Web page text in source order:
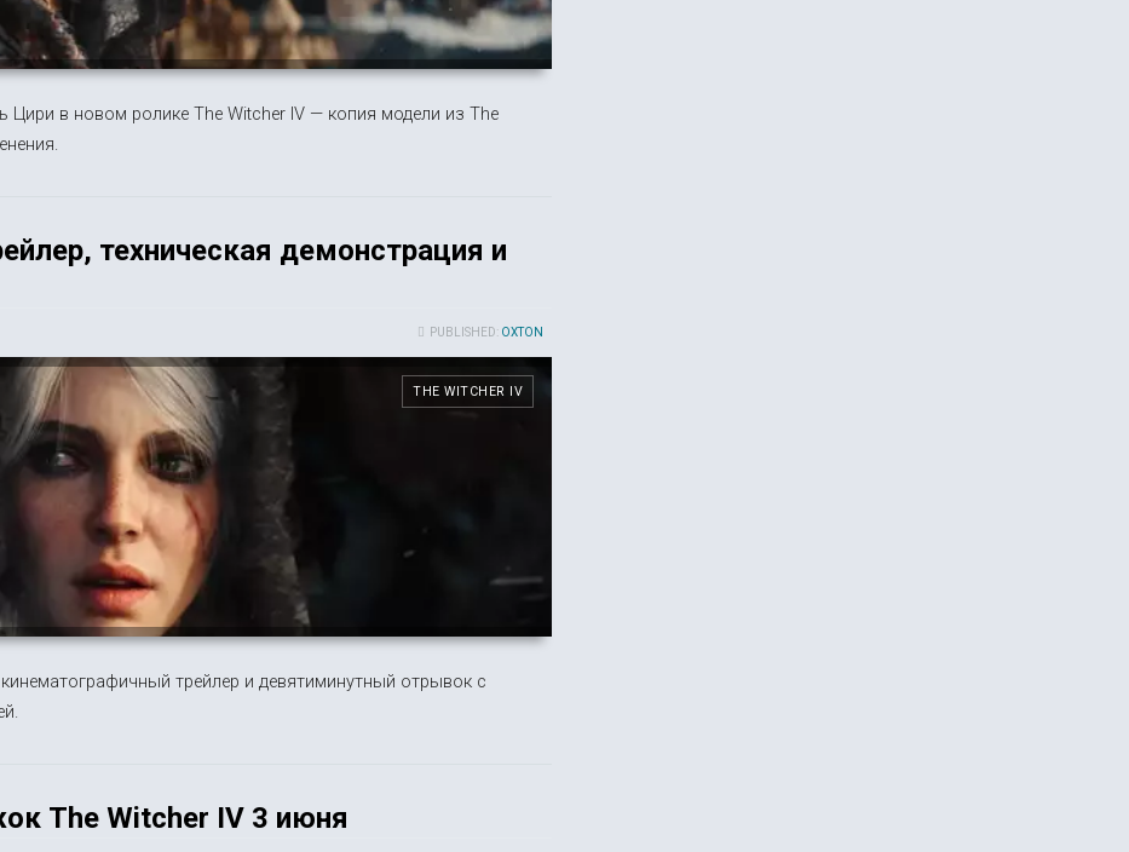
Цири в новом ролике The Witcher IV — копия модели из The
техническая демонстрация и
PUBLISHED: OXTON
THE WITCHER IV
трейлер и девятиминутный отрывок с
The Witcher IV 3 июня